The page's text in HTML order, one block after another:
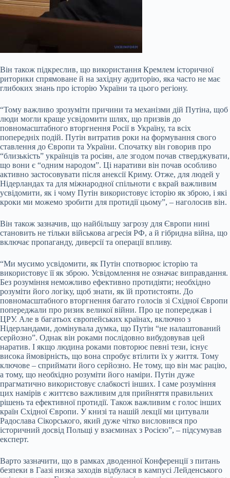
Він також підкреслив, що використання Кремлем історичної
риторики спрямоване й на західну аудиторію, яка часто не має
глибоких знань про історію України та цього регіону.
“Тому важливо зрозуміти причини та механізми дій Путіна, щоб
люди могли краще усвідомити шлях, що призвів до
повномасштабного вторгнення Росії в Україну, та всіх
попередніх подій. Путін витратив роки на формування свого
ставлення до Європи та України. Спочатку він говорив про
“близькість” українців та росіян, але згодом почав стверджувати,
що вони є “одним народом”. Ці наративи він почав особливо
активно застосовувати після анексії Криму. Отже, для людей у
Нідерландах та для міжнародної спільноти є вкрай важливим
усвідомити, як і чому Путін використовує історію як зброю, і які
кроки ми можемо зробити для протидії цьому”, – наголосив він.
Він також зазначив, що найбільшу загрозу для Європи нині
становить не тільки військова агресія РФ, а й гібридна війна, що
включає пропаганду, диверсії та операції впливу.
“Ми мусимо усвідомити, як Путін спотворює історію та
використовує її як зброю. Усвідомлення не означає виправдання.
Без розуміння неможливо ефективно протидіяти; необхідно
розуміти його логіку, щоб знати, як їй протистояти. До
повномасштабного вторгнення багато голосів зі Східної Європи
попереджали про ризик великої війни. Про це попереджав і
ЦРУ. Але в багатьох європейських країнах, включно з
Нідерландами, домінувала думка, що Путін “не налаштований
серйозно”. Однак він роками послідовно вибудовував цей
наратив. І якщо людина роками повторює певні тези, існує
висока ймовірність, що вона спробує втілити їх у життя. Тому
ключове – сприймати його серйозно. Не тому, що він має рацію,
а тому, що необхідно розуміти його наміри. Путін дуже
прагматично використовує слабкості інших. І саме розуміння
цих намірів є життєво важливим для прийняття правильних
рішень та ефективної протидії. Також важливим є голос інших
країн Східної Європи. У книзі та нашій лекції ми цитували
Радослава Сікорського, який дуже чітко висловився про
історичний досвід Польщі у взаєминах з Росією”, – підсумував
експерт.
Варто зазначити, що в рамках дводенної Конференції з питань
безпеки в Гаазі низка заходів відбулася в кампусі Лейденського